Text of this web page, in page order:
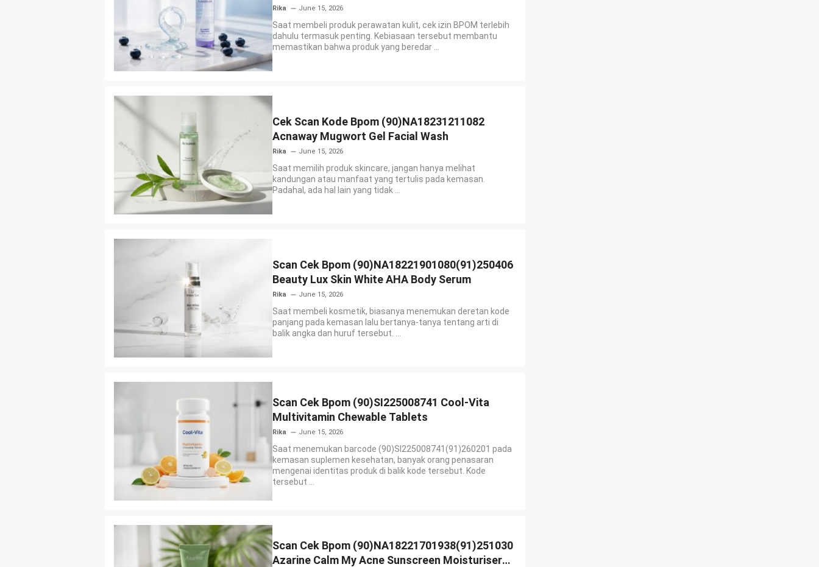
GLAD2GLOW
Rika June 15, 2026
Saat membeli produk perawatan kulit, cek izin BPOM terlebih
dahulu termasuk penting. Kebiasaan tersebut membantu
memastikan bahwa produk yang beredar ...
Cek Scan Kode Bpom (90)NA18231211082
Acnaway Mugwort Gel Facial Wash
Rika June 15, 2026
Saat memilih produk skincare, jangan hanya melihat
kandungan atau manfaat yang tertulis pada kemasan.
Padahal, ada hal lain yang tidak ...
Scan Cek Bpom (90)NA18221901080(91)250406
Beauty Lux Skin White AHA Body Serum
Rika June 15, 2026
Saat membeli kosmetik, biasanya menemukan deretan kode
panjang pada kemasan lalu bertanya-tanya tentang arti di
balik angka dan huruf tersebut. ...
Scan Cek Bpom (90)SI225008741 Cool-Vita
Multivitamin Chewable Tablets
Rika June 15, 2026
Saat menemukan barcode (90)SI225008741(91)260201 pada
kemasan suplemen kesehatan, banyak orang penasaran
mengenai identitas produk di balik kode tersebut. Kode
tersebut ...
Scan Cek Bpom (90)NA18221701938(91)251030
Azarine Calm My Acne Sunscreen Moisturiser